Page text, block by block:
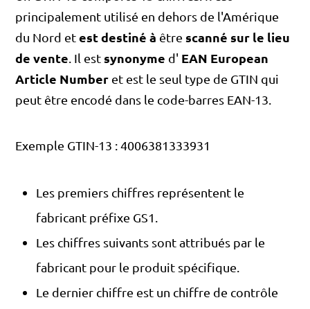
principalement utilisé en dehors de l'Amérique
du Nord etest destiné à être scanné sur le lieu
de vente . Il est synonyme d' EAN European
Article Number et est le seul type de GTIN qui
peut être encodé dans le code-barres EAN-13.
Exemple GTIN-13 : 4006381333931
Les premiers chiffres représentent le
fabricant préfixe GS1.
Les chiffres suivants sont attribués par le
fabricant pour le produit spécifique.
Le dernier chiffre est un chiffre de contrôle